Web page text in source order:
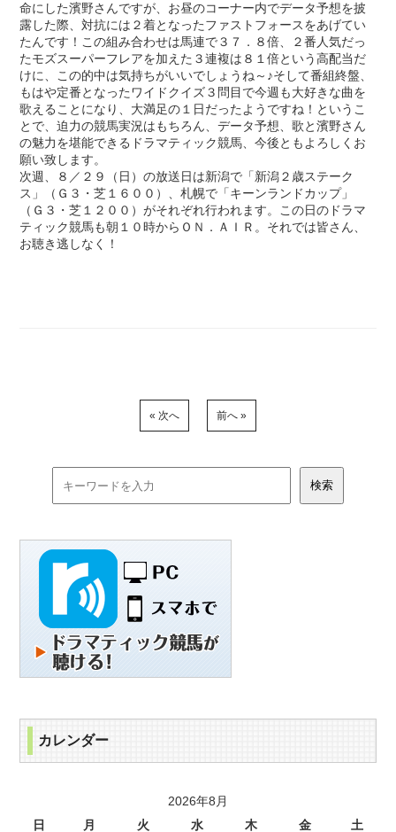
命にした濱野さんですが、お昼のコーナー内でデータ予想を披
露した際、対抗には２着となったファストフォースをあげてい
たんです！この組み合わせは馬連で３７．８倍、２番人気だっ
たモズスーパーフレアを加えた３連複は８１倍という高配当だ
けに、この的中は気持ちがいいでしょうね～♪そして番組終盤、
もはや定番となったワイドクイズ３問目で今週も大好きな曲を
歌えることになり、大満足の１日だったようですね！というこ
とで、迫力の競馬実況はもちろん、データ予想、歌と濱野さん
の魅力を堪能できるドラマティック競馬、今後ともよろしくお
願い致します。
次週、８／２９（日）の放送日は新潟で「新潟２歳ステーク
ス」（Ｇ３・芝１６００）、札幌で「キーンランドカップ」
（Ｇ３・芝１２００）がそれぞれ行われます。この日のドラマ
ティック競馬も朝１０時からＯＮ．ＡＩＲ。それでは皆さん、
お聴き逃しなく！
« 次へ 前へ »
カレンダー
2026年8月
日
月 火 水 木 金 土